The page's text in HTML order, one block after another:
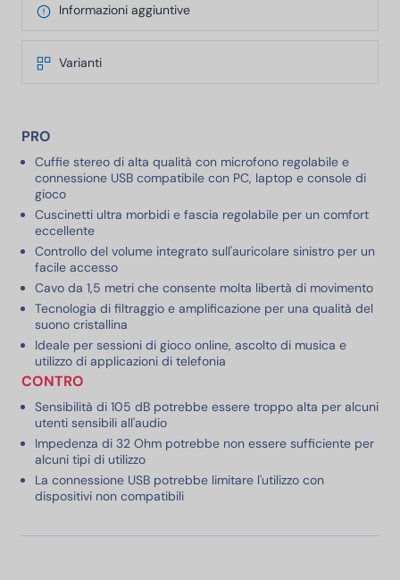
Informazioni aggiuntive
Varianti
PRO
Cuffie stereo di alta qualità con microfono regolabile e
connessione USB compatibile con PC, laptop e console di
gioco
Cuscinetti ultra morbidi e fascia regolabile per un comfort
eccellente
Controllo del volume integrato sull'auricolare sinistro per un
facile accesso
Cavo da 1,5 metri che consente molta libertà di movimento
Tecnologia di filtraggio e amplificazione per una qualità del
suono cristallina
Ideale per sessioni di gioco online, ascolto di musica e
utilizzo di applicazioni di telefonia
CONTRO
Sensibilità di 105 dB potrebbe essere troppo alta per alcuni
utenti sensibili all'audio
Impedenza di 32 Ohm potrebbe non essere sufficiente per
alcuni tipi di utilizzo
La connessione USB potrebbe limitare l'utilizzo con
dispositivi non compatibili